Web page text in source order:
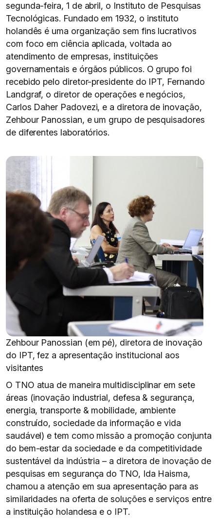
segunda-feira, 1 de abril, o Instituto de Pesquisas
Tecnológicas. Fundado em 1932, o instituto
holandês é uma organização sem fins lucrativos
com foco em ciência aplicada, voltada ao
atendimento de empresas, instituições
governamentais e órgãos públicos. O grupo foi
recebido pelo diretor-presidente do IPT, Fernando
Landgraf, o diretor de operações e negócios,
Carlos Daher Padovezi, e a diretora de inovação,
Zehbour Panossian, e um grupo de pesquisadores
de diferentes laboratórios.
Zehbour Panossian (em pé), diretora de inovação
do IPT, fez a apresentação institucional aos
visitantes
O TNO atua de maneira multidisciplinar em sete
áreas (inovação industrial, defesa & segurança,
energia, transporte & mobilidade, ambiente
construído, sociedade da informação e vida
saudável) e tem como missão a promoção conjunta
do bem-estar da sociedade e da competitividade
sustentável da indústria – a diretora de inovação de
pesquisas em segurança do TNO, Ida Haisma,
chamou a atenção em sua apresentação para as
similaridades na oferta de soluções e serviços entre
a instituição holandesa e o IPT.